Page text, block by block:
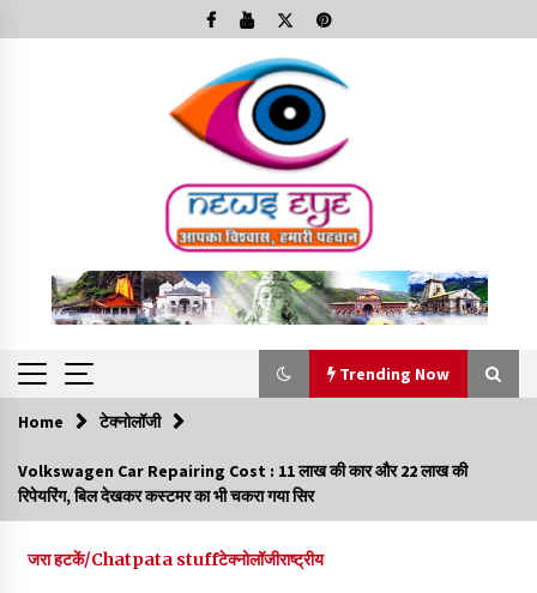
to
Trending Now
Trending Now
Minorities Rights Day : विश्व अल्पसंख्यक अधिकार दिवस
कार्यक्रम में शामिल हुए सीएम,आधुनिक मदरसों का नाम अब्दुल कलाम के नाम
December 18, 2023
Home टेक्नोलॉजी
Volkswagen Car Repairing Cost : 11 लाख की कार और 22 लाख की
रिपेयरिंग, बिल देखकर कस्टमर का भी चकरा गया सिर
जरा हटकें/Chatpata stuffटेक्नोलॉजीराष्ट्रीय